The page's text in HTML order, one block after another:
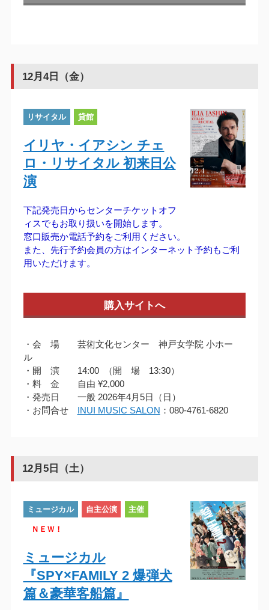
12月4日（金）
リサイタル 貸館
イリヤ・イアシン チェ
ロ・リサイタル 初来日公
演
下記発売日からセンターチケットオフ
ィスでもお取り扱いを開始します。
窓口販売か電話予約をご利用ください。
また、先行予約会員の方はインターネット予約もご利
用いただけます。
購入サイトへ
・会 場 芸術文化センター 神戸女学院 小ホー
ル
・開 演 14:00 （開 場 13:30）
・料 金 自由 ¥2,000
・発売日 一般 2026年4月5日（日）
・お問合せ INUI MUSIC SALON ：080-4761-6820
12月5日（土）
ミュージカル 自主公演 主催
ＮＥＷ！
ミュージカル
『SPY×FAMILY 2 爆弾犬
篇＆豪華客船篇』